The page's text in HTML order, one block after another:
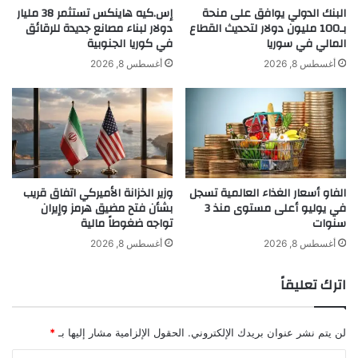
https://instagram.com/ebrahimalnono?
utm_medium=copy_link
اقرأ أيضًا: صراع الفيفا ويويفا يتصاعد.. تهديد
بمقاطعة كأس العالم يضع إنفانتينو تحت
الضغط
اقرأ أيضًا:
ارتفاع طلبات إعانة البطالة في
أميركا إلى 199 ألفاً الأسبوع الماضي
وكوسبي الكوري يهوي 4.6%
س
ا
ي
ن
ا
ي
ف
ي
ل
ن
د
ت
ش
ا
ر
م
ع
ي
ه
ا
ا
ح
ث
ا
ط
ل
البنك الدولي يوافق على منحة
بـ100 مليون دولار لتحديث القطاع
المالي في سوريا
أغسطس 8, 2026
إس.كيه هاينكس تستثمر 38 مليار
دولار لبناء مصانع جديدة للرقائق
في كوريا الجنوبية
أغسطس 8, 2026
الفاو أسعار الغذاء العالمية تسجل
في يوليو أعلى مستوى منذ 3
سنوات
أغسطس 8, 2026
وزير الخزانة الأميركي اتفاق قريب
بشأن فتح مضيق هرمز وإيران
تواجه ضغوطاً مالية
أغسطس 8, 2026
اترك تعليقاً
لن يتم نشر عنوان بريدك الإلكتروني. الحقول الإلزامية مشار إليها بـ *